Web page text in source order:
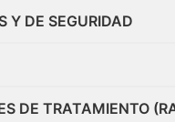
Y DE SEGURIDAD
DE TRATAMIENTO